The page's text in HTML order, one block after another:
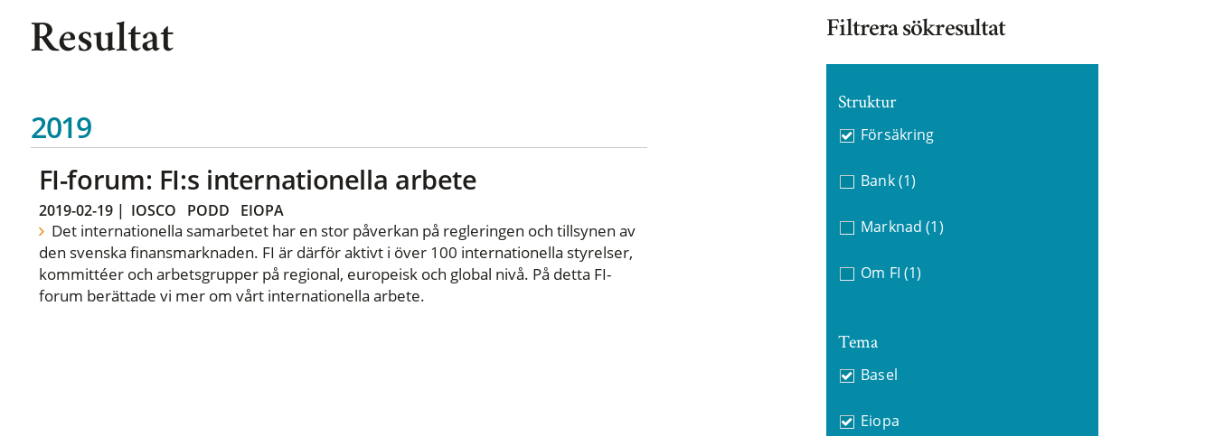
Resultat
2019
FI-forum: FI:s internationella arbete
2019-02-19| IOSCO PODD EIOPA
Det internationella samarbetet har en stor påverkan på regleringen och tillsynen av
den svenska finansmarknaden. FI är därför aktivt i över 100 internationella styrelser,
kommittéer och arbetsgrupper på regional, europeisk och global nivå. På detta FI-
forum berättade vi mer om vårt internationella arbete.
Filtrera sökresultat
Struktur
Försäkring
Bank (1)
Marknad (1)
Om FI (1)
Tema
Basel
Eiopa